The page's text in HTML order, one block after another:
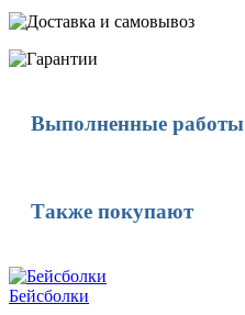
Выполненные работы
Также покупают
Бейсболки